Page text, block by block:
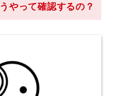
やって確認するの？